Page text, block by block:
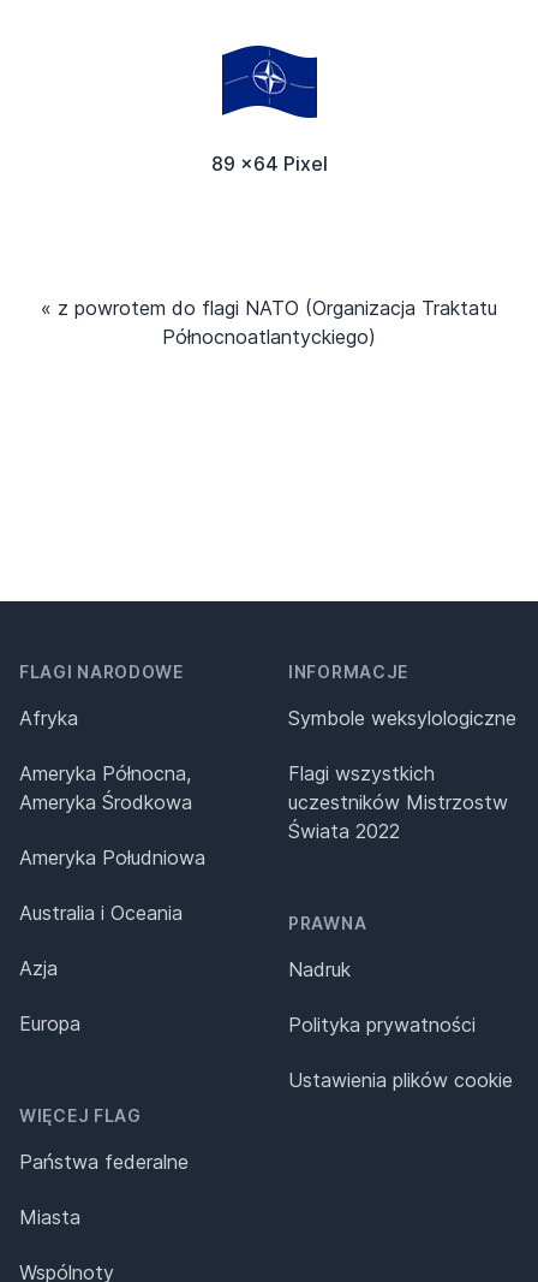
89 x64 Pixel
« z powrotem do flagi NATO (Organizacja Traktatu
Północnoatlantyckiego)
FLAGI NARODOWE
Afryka
Ameryka Północna,
Ameryka Środkowa
Ameryka Południowa
Australia i Oceania
Azja
Europa
WIĘCEJ FLAG
Państwa federalne
Miasta
Wspólnoty
INFORMACJE
Symbole weksylologiczne
Flagi wszystkich
uczestników Mistrzostw
Świata 2022
PRAWNA
Nadruk
Polityka prywatności
Ustawienia plików cookie